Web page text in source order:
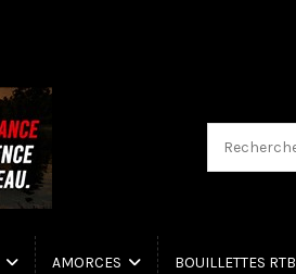
AMORCES BOUILLETTES RTB